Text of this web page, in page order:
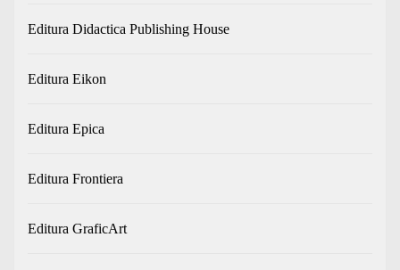
Editura Didactica Publishing House
Editura Eikon
Editura Epica
Editura Frontiera
Editura GraficArt